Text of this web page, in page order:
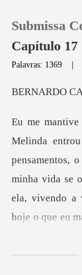
Loja
Histórico
Sair
Submissa
Capítulo
Palavras: 1369
RDO C
ntos,
minha vida se
ela, viven